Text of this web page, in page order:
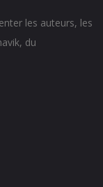
les auteurs, les
du